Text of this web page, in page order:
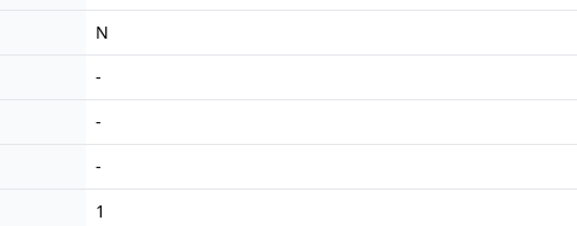
N
-
-
-
1